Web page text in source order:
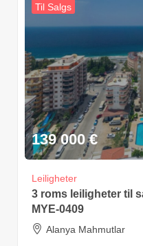
Til Salgs
139 000 €
Leiligheter
3 roms leiligheter til
MYE-0409
Alanya Mahmutlar